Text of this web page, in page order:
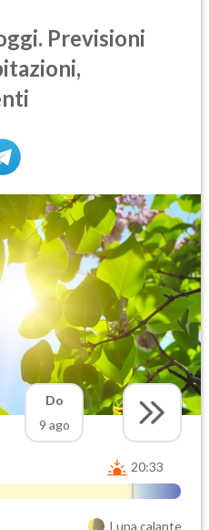
Previsioni
Do
9 ago
20:33
Luna calante